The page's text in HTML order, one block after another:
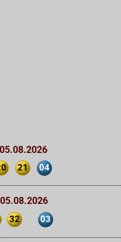
21 04
32 03